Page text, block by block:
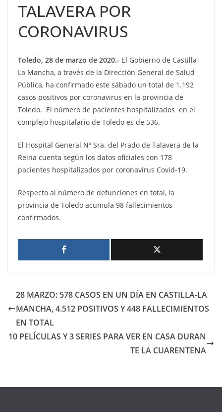
TALAVERA POR
CORONAVIRUS
Toledo, 28 de marzo de 2020.- El Gobierno de Castilla-
La Mancha, a través de la Dirección General de Salud
Pública, ha confirmado este sábado un total de 1.192
casos positivos por coronavirus en la provincia de
Toledo. El número de pacientes hospitalizados en el
complejo hospitalario de Toledo es de 536.
El Hospital General Nª Sra. del Prado de Talavera de la
Reina cuenta según los datos oficiales con 178
pacientes hospitalizados por coronavirus Covid-19.
Respecto al número de defunciones en total, la
provincia de Toledo acumula 98 fallecimientos
confirmados.
28 MARZO: 578 CASOS EN UN DÍA EN CASTILLA-LA
MANCHA, 4.512 POSITIVOS Y 448 FALLECIMIENTOS
EN TOTAL
10 PELÍCULAS Y 3 SERIES PARA VER EN CASA DURAN
TE LA CUARENTENA